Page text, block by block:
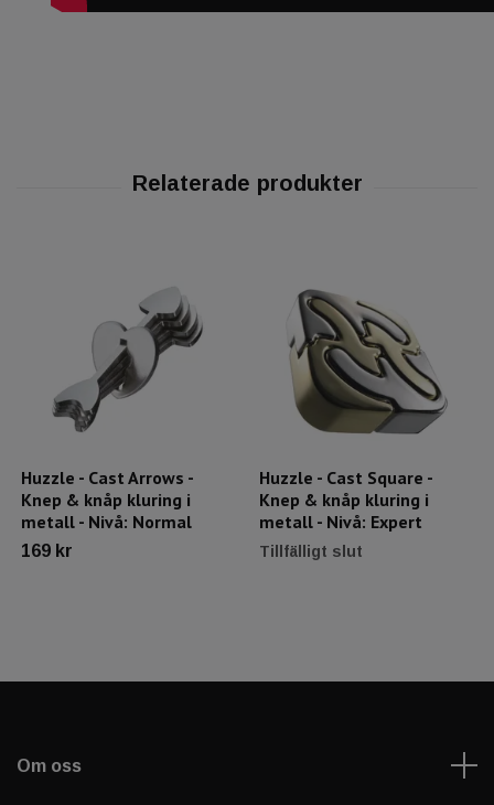
Huzzle - Cast Arrows -
Knep & knåp kluring i
metall - Nivå: Normal
169 kr
Huzzle - Cast Square -
Knep & knåp kluring i
metall - Nivå: Expert
Tillfälligt slut
Om oss